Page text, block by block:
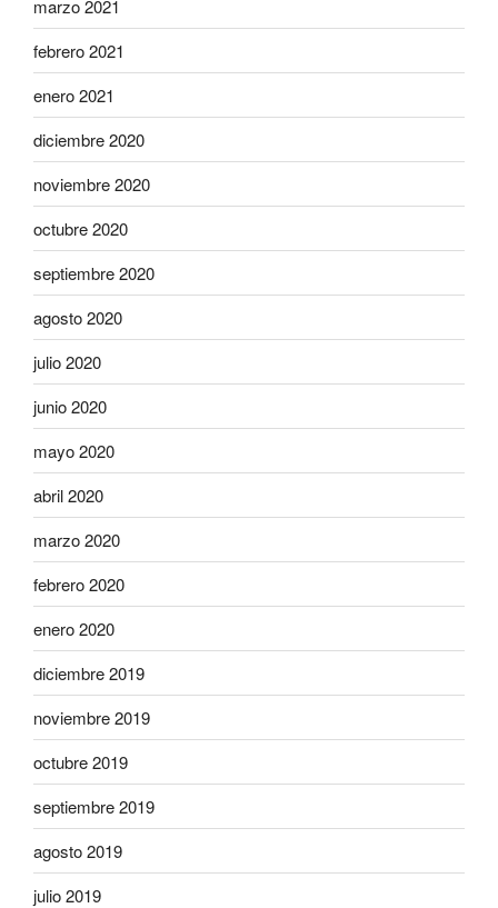
marzo 2021
febrero 2021
enero 2021
diciembre 2020
noviembre 2020
octubre 2020
septiembre 2020
agosto 2020
julio 2020
junio 2020
mayo 2020
abril 2020
marzo 2020
febrero 2020
enero 2020
diciembre 2019
noviembre 2019
octubre 2019
septiembre 2019
agosto 2019
julio 2019